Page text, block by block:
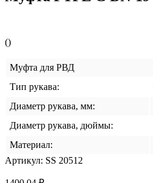
()
Муфта для РВД
Тип рукава:
Диаметр рукава, мм:
Диаметр рукава, дюймы:
Материал:
Артикул: SS 20512